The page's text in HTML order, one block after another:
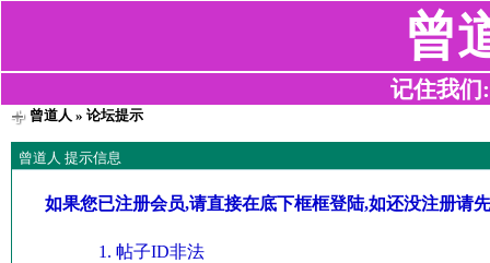
曾
记住我们
曾道人 » 论坛提示
曾道人 提示信息
如果您已注册会员,请直接在底下框框登陆,如还没注册请
帖子ID非法